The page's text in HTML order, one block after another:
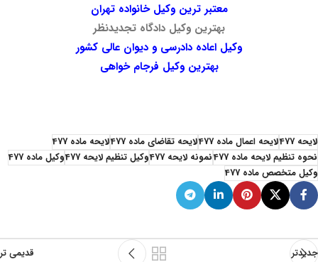
معتبر ترین وکیل خانواده تهران
بهترین وکیل دادگاه تجدیدنظر
وکیل اعاده دادرسی و دیوان عالی کشور
بهترین وکیل فرجام خواهی
لایحه 477 لایحه اعمال ماده 477 لایحه تقاضای ماده 477
لایحه ماده 477
نحوه تنظیم لایحه ماده 477
نمونه لایحه 477 وکیل تنظیم لایحه 477
وکیل ماده 477
وکیل متخصص ماده 477
جدیدتر قدیمی تر